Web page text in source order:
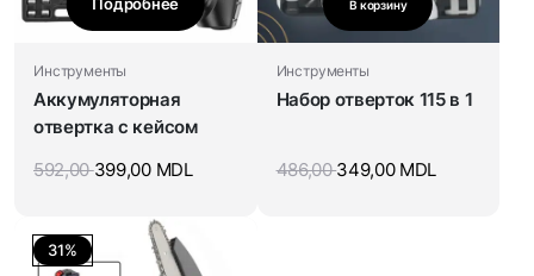
Инструменты
Аккумуляторная
отвертка с кейсом
592,00399,00 MDL
В корзину
Инструменты
Набор отверток 115 в 1
486,00349,00 MDL
31%